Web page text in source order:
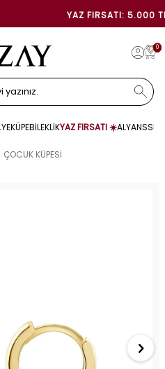
5.000 TL İNDIRIM
0
KÜPEBİLEKLİKYAZ FIRSATI ☀️ALYANS
ÇOCUK KÜPESİ